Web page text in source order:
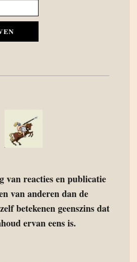
van reacties en publicatie
van anderen dan de
betekenen geenszins dat
ervan eens is.